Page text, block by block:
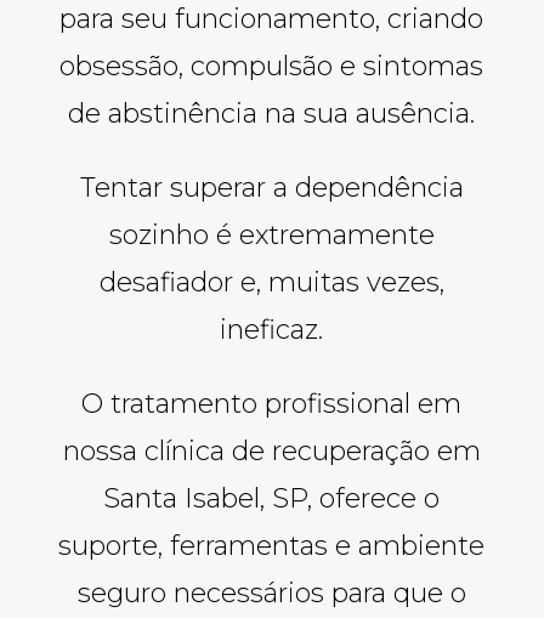
para seu funcionamento, criando
obsessão, compulsão e sintomas
de abstinência na sua ausência.
Tentar superar a dependência
sozinho é extremamente
desafiador e, muitas vezes,
ineficaz.
O tratamento profissional em
nossa clínica de recuperação em
Santa Isabel, SP, oferece o
suporte, ferramentas e ambiente
seguro necessários para que o